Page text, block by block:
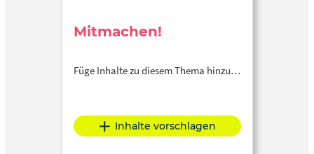
Mitmachen!
Füge Inhalte zu diesem Thema hinzu…
Inhalte vorschlagen